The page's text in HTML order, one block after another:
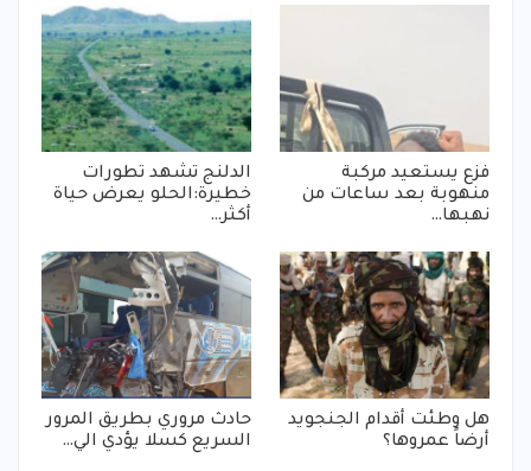
فزع يستعيد مركبة
منهوبة بعد ساعات من
نهبها…
الدلنج تشهد تطورات
خطيرة:الحلو يعرض حياة
أكثر…
هل وطئت أقدام الجنجويد
أرضاً عمروها؟
حادث مروري بطريق المرور
السريع كسلا يؤدي الي…